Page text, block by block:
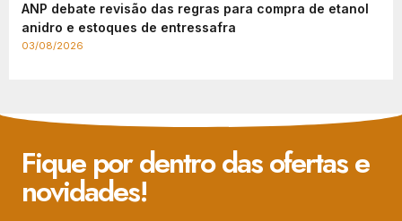
ANP debate revisão das regras para compra de etanol
anidro e estoques de entressafra
03/08/2026
Fique por dentro das ofertas e
novidades!